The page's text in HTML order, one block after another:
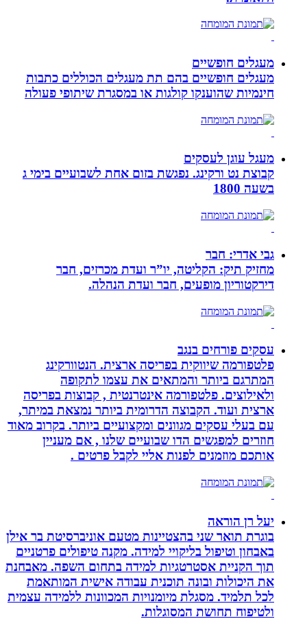
מעגלים חופשיים
מעגלים חופשיים בהם תת מעגלים הכוללים כתבות
חינמיות שהוענקו קולגות או במסגרת שיתופי פעולה
מעגל עוגן לעסקים
קבוצת נט ורקינג. נפגשת בזום אחת לשבועיים בימי ג
בשעה 1800
גבי אדרי: חבר
מחזיק תיק: הקליטה, יו”ר ועדת מכרזים, חבר
דירקטוריון מופעים, חבר ועדת הנהלה.
עסקים פורחים בנגב
פלטפורמה שיווקית בפריסה ארצית. הנטוורקינג
המתרגם ביותר והמתאים את עצמו לתקופה
ולאילוצים. פלטפורמה אינטרנטית , קבוצות בפריסה
ארצית ועוד. הקבוצה הדרומית ביותר נמצאת במיתר,
עם בעלי עסקים מגוונים ומקצועיים ביותר. בקרוב מאוד
חוזרים למפגשים הדו שבועיים שלנו , אם מעניין
אותכם מוזמנים לפנות אליי לקבל פרטים .
יעל רן הוראה
בוגרת תואר שני בהצטיינות מטעם אוניברסיטת בר אילן
באבחון וטיפול בליקויי למידה. מקנה טיפולים פרטניים
תוך הקניית אסטרטגיות למידה בתחום השפה. מאבחנת
את היכולות ובונה תוכנית עבודה אישית המותאמת
לכל תלמיד. מסגלת מיומנויות המכוונות ללמידה עצמית
ולטיפוח תחושת המסוגלות.